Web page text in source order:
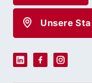
Unsere